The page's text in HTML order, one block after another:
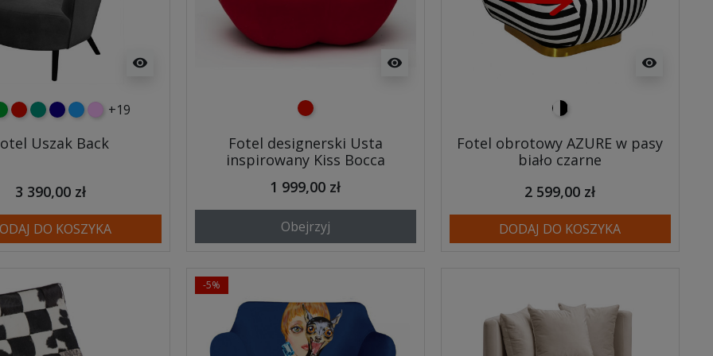
visibility
czerwony
turkusowy
granatowy
niebieski
różowy
+19
Uszak Back
3 390,00 zł
DO KOSZYKA
visibility
czerwony
Fotel designerski Usta
inspirowany Kiss Bocca
1 999,00 zł
Obejrzyj
visibility
biało czarny
Fotel obrotowy AZURE w pasy
biało czarne
2 599,00 zł
DODAJ DO KOSZYKA
-5%